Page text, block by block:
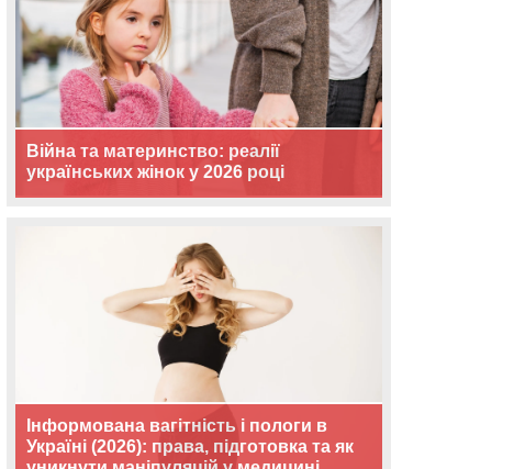
Війна та материнство: реалії
українських жінок у 2026 році
Інформована вагітність і пологи в
Україні (2026): права, підготовка та як